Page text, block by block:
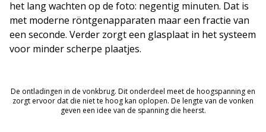
het lang wachten op de foto: negentig minuten. Dat is
met moderne röntgenapparaten maar een fractie van
een seconde. Verder zorgt een glasplaat in het systeem
voor minder scherpe plaatjes.
De ontladingen in de vonkbrug. Dit onderdeel meet de hoogspanning en
zorgt ervoor dat die niet te hoog kan oplopen. De lengte van de vonken
geven een idee van de spanning die heerst.